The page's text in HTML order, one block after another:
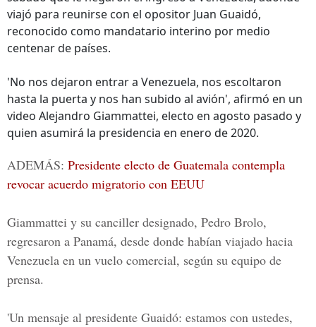
viajó para reunirse con el opositor Juan Guaidó,
reconocido como mandatario interino por medio
centenar de países.
'No nos dejaron entrar a Venezuela, nos escoltaron
hasta la puerta y nos han subido al avión', afirmó en un
video Alejandro Giammattei, electo en agosto pasado y
quien asumirá la presidencia en enero de 2020.
ADEMÁS: Presidente electo de Guatemala contempla
revocar acuerdo migratorio con EEUU
Giammattei y su canciller designado, Pedro Brolo,
regresaron a Panamá, desde donde habían viajado hacia
Venezuela en un vuelo comercial, según su equipo de
prensa.
'Un mensaje al presidente Guaidó: estamos con ustedes,